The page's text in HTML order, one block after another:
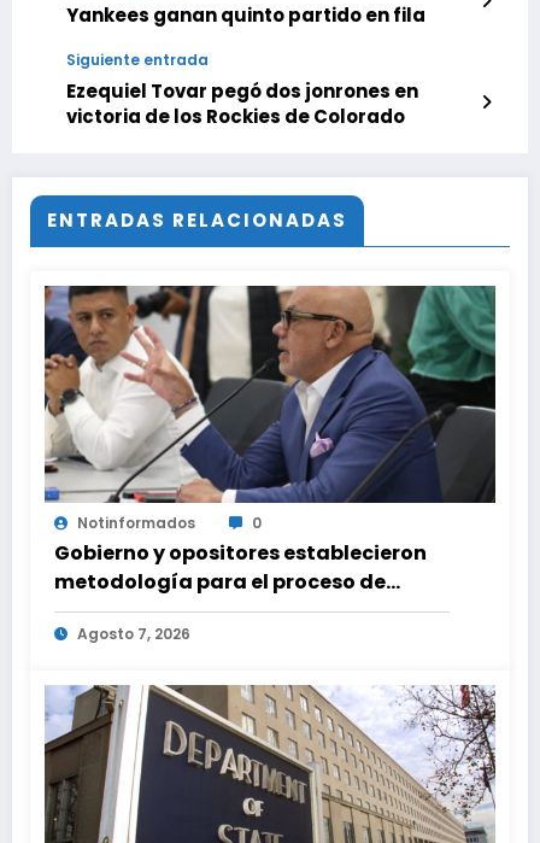
Yankees ganan quinto partido en fila
Siguiente entrada
Ezequiel Tovar pegó dos jonrones en
victoria de los Rockies de Colorado
ENTRADAS RELACIONADAS
Notinformados 0
Gobierno y opositores establecieron
metodología para el proceso de
diálogo en Venezuela
Agosto 7, 2026